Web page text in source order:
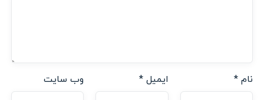
نام * ایمیل* وب‌ سایت